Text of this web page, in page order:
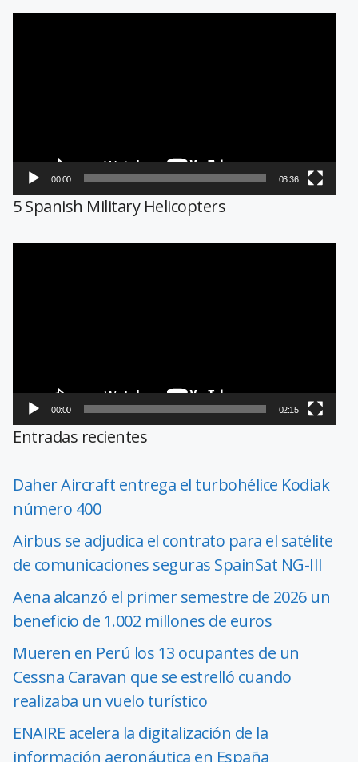
00:00 03:36
5 Spanish Military Helicopters
00:00 02:15
Entradas recientes
Daher Aircraft entrega el turbohélice Kodiak
número 400
Airbus se adjudica el contrato para el satélite
de comunicaciones seguras SpainSat NG-III
Aena alcanzó el primer semestre de 2026 un
beneficio de 1.002 millones de euros
Mueren en Perú los 13 ocupantes de un
Cessna Caravan que se estrelló cuando
realizaba un vuelo turístico
ENAIRE acelera la digitalización de la
información aeronáutica en España